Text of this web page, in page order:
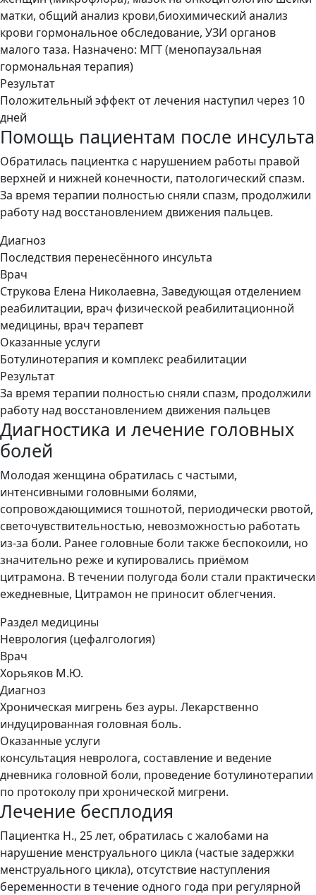
матки, общий анализ крови,биохимический анализ
крови гормональное обследование, УЗИ органов
малого таза. Назначено: МГТ (менопаузальная
гормональная терапия)
Результат
Положительный эффект от лечения наступил через 10
дней
Помощь пациентам после инсульта
Обратилась пациентка с нарушением работы правой
верхней и нижней конечности, патологический спазм.
За время терапии полностью сняли спазм, продолжили
работу над восстановлением движения пальцев.
Диагноз
Последствия перенесённого инсульта
Врач
Струкова Елена Николаевна, Заведующая отделением
реабилитации, врач физической реабилитационной
медицины, врач терапевт
Оказанные услуги
Ботулинотерапия и комплекс реабилитации
Результат
За время терапии полностью сняли спазм, продолжили
работу над восстановлением движения пальцев
Диагностика и лечение головных
болей
Молодая женщина обратилась с частыми,
интенсивными головными болями,
сопровождающимися тошнотой, периодически рвотой,
светочувствительностью, невозможностью работать
из-за боли. Ранее головные боли также беспокоили, но
значительно реже и купировались приёмом
цитрамона. В течении полугода боли стали практически
ежедневные, Цитрамон не приносит облегчения.
Раздел медицины
Неврология (цефалгология)
Врач
Хорьяков М.Ю.
Диагноз
Хроническая мигрень без ауры. Лекарственно
индуцированная головная боль.
Оказанные услуги
консультация невролога, составление и ведение
дневника головной боли, проведение ботулинотерапии
по протоколу при хронической мигрени.
Лечение бесплодия
Пациентка Н., 25 лет, обратилась с жалобами на
нарушение менструального цикла (частые задержки
менструального цикла), отсутствие наступления
беременности в течение одного года при регулярной